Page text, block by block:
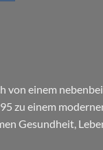
von einem
zu einem
Gesundheit